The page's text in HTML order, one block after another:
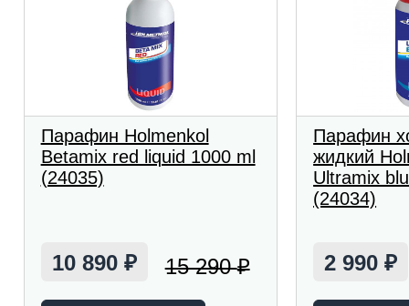
Парафин Holmenkol
Betamix red liquid 1000 ml
(24035)
10 890 ₽ 15 290₽
Парафин
жидкий
Ultramix
(24034)
2 990₽